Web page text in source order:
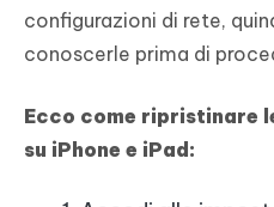
configurazioni di rete,
conoscerle prima di
Ecco come ripristinare
su iPhone e iPad: